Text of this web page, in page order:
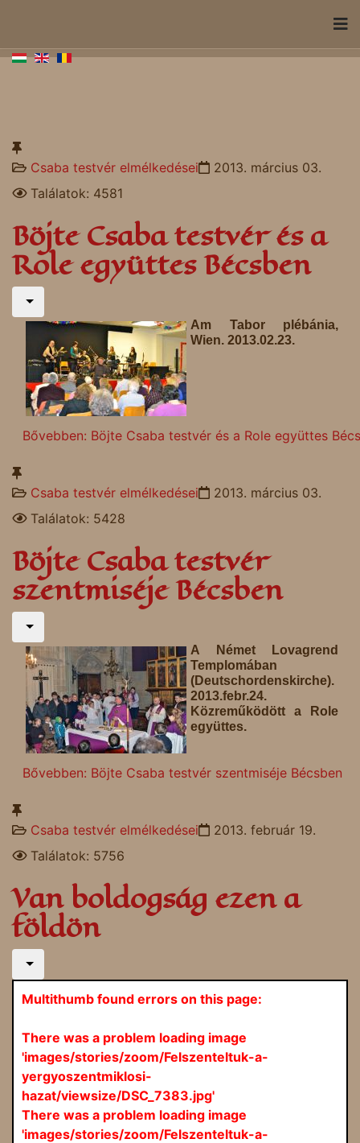
Csaba testvér elmélkedései
2013. március 03.
Találatok: 4581
Böjte Csaba testvér és a
Role együttes Bécsben
Am Tabor plébánia,
Wien. 2013.02.23.
Bővebben: Böjte Csaba testvér és a Role együttes
Csaba testvér elmélkedései
2013. március 03.
Találatok: 5428
Böjte Csaba testvér
szentmiséje Bécsben
A Német Lovagrend
Templomában
(Deutschordenskirche).
2013.febr.24.
Közreműködött a Role
együttes.
Bővebben: Böjte Csaba testvér szentmiséje Bécsben
Csaba testvér elmélkedései
2013. február 19.
Találatok: 5756
Van boldogság ezen a
földön
Multithumb found errors on this page:
There was a problem loading image
'images/stories/zoom/Felszenteltuk-a-
yergyoszentmiklosi-
hazat/viewsize/DSC_7383.jpg'
There was a problem loading image
'images/stories/zoom/Felszenteltuk-a-